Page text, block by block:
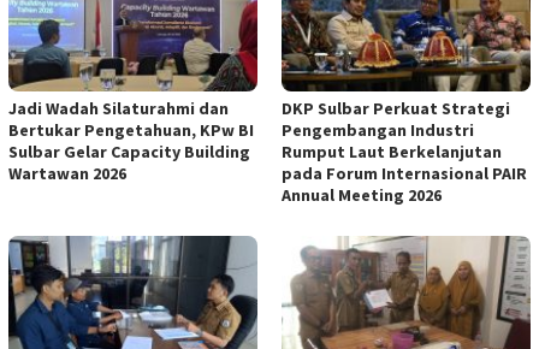
Jadi Wadah Silaturahmi dan
Bertukar Pengetahuan, KPw BI
Sulbar Gelar Capacity Building
Wartawan 2026
DKP Sulbar Perkuat Strategi
Pengembangan Industri
Rumput Laut Berkelanjutan
pada Forum Internasional PAIR
Annual Meeting 2026